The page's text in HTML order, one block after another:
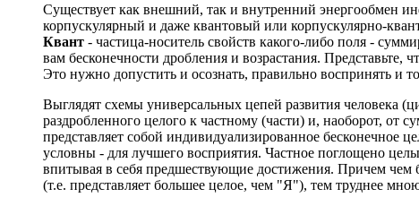
Существует как внешний, так и внутренний энергообмен
корпускулярный и даже квантовый или корпускулярно-
Квант - частица-носитель свойств какого-либо поля -
вам бесконечности дробления и возрастания. Представьте,
Это нужно допустить и осознать, правильно воспринять и
Выглядят схемы универсальных цепей развития человека
раздробленного целого к частному (части) и, наоборот, от
представляет собой индивидуализированное бесконечное
условны - для лучшего восприятия. Частное поглощено
впитывая в себя предшествующие достижения. Причем чем
(т.е. представляет большее целое, чем "Я"), тем труднее